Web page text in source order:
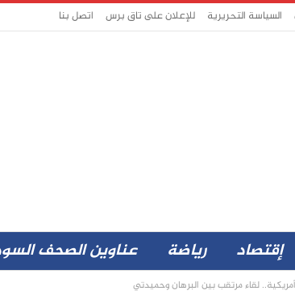
السياسة التحريرية للإعلان على تاق برس اتصل بنا
إقتصاد رياضة عناوين الصحف
لقاء مرتقب بين البرهان وحميدتي